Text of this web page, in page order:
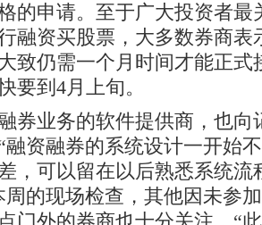
的申请。至于广大投资者最
融资买股票，大多数券商表
致仍需一个月时间才能正式
要到4月上旬。
业务的软件提供商，也向
融资融券的系统设计一开始
，可以留在以后熟悉系统流
周的现场检查，其他因未参